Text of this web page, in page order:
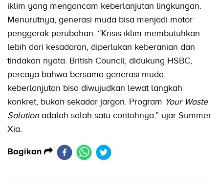
iklim yang mengancam keberlanjutan lingkungan.
Menurutnya, generasi muda bisa menjadi motor
penggerak perubahan. “Krisis iklim membutuhkan
lebih dari kesadaran, diperlukan keberanian dan
tindakan nyata. British Council, didukung HSBC,
percaya bahwa bersama generasi muda,
keberlanjutan bisa diwujudkan lewat langkah
konkret, bukan sekadar jargon. Program Your Waste
Solutionadalah salah satu contohnya,” ujar Summer
Xia.
Bagikan